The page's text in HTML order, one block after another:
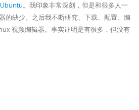
Ubuntu。我印象非常深刻，但是和很多人一
的缺少。之后我不断研究、下载、配置、编
视频编辑器。事实证明是有很多，但没有